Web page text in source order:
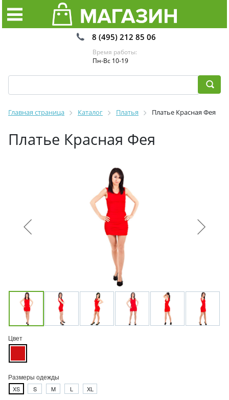
8 (495) 212 85 06
Время работы:
Пн-Вс 10-19
Главная страница Каталог Платья Платье Красная Фея
Платье Красная Фея
Цвет
Размеры одежды
XS S M L XL